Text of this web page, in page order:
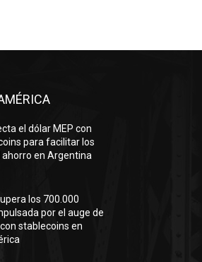
el dólar MEP con
para facilitar los
ahorro en Argentina
los 700.000
por el auge de
stablecoins en